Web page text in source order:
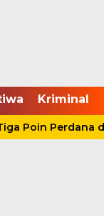
Kriminal
Poin Perdana di